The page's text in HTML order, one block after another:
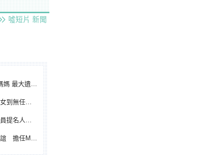
噓短片 新聞
憾無緣大聯盟
判人生國際發光
名 將另提他人
台灣日開球嘉賓